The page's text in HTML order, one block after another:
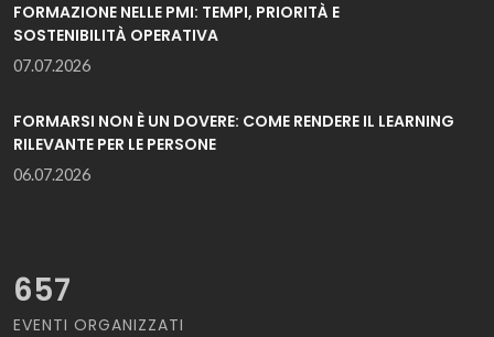
FORMAZIONE NELLE PMI: TEMPI, PRIORITÀ E
SOSTENIBILITÀ OPERATIVA
07.07.2026
FORMARSI NON È UN DOVERE: COME RENDERE IL LEARNING
RILEVANTE PER LE PERSONE
06.07.2026
657
EVENTI ORGANIZZATI